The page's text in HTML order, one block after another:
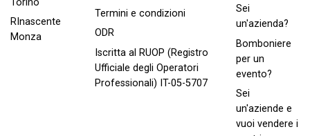
Torino
RInascente
Monza
Termini e condizioni
ODR
Iscritta al RUOP (Registro
Ufficiale degli Operatori
Professionali) IT-05-5707
Sei
un'azienda?
Bomboniere
per un
evento?
Sei
un'aziende e
vuoi vendere i